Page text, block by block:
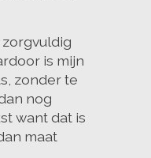
is mijn
zonder te
nog
want dat is
maat